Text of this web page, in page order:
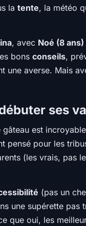
la tente, la météo
, avec Noé (8 ans)
bons conseils,
une averse. Mais
ses
est
pensé pour les
(les vrais, pas
(pas un
une supérette pas
que oui, les